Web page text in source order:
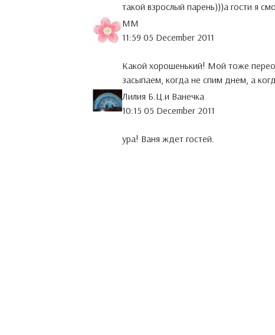
такой взрослый парень)))а гости я
MM
11:59 05 December 2011
Какой хорошенький! Мой тоже
засыпаем, когда не спим днем, а
Лилия Б.Ц.и Ванечка
10:15 05 December 2011
ура! Ваня ждет гостей.